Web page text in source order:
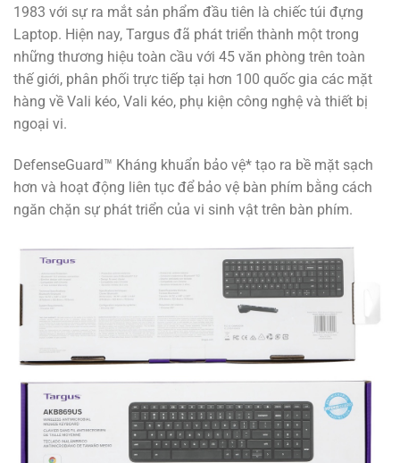
1983 với sự ra mắt sản phẩm đầu tiên là chiếc túi đựng
Laptop. Hiện nay, Targus đã phát triển thành một trong
những thương hiệu toàn cầu với 45 văn phòng trên toàn
thế giới, phân phối trực tiếp tại hơn 100 quốc gia các mặt
hàng về Vali kéo, Vali kéo, phụ kiện công nghệ và thiết bị
ngoại vi.
DefenseGuard™ Kháng khuẩn bảo vệ* tạo ra bề mặt sạch
hơn và hoạt động liên tục để bảo vệ bàn phím bằng cách
ngăn chặn sự phát triển của vi sinh vật trên bàn phím.